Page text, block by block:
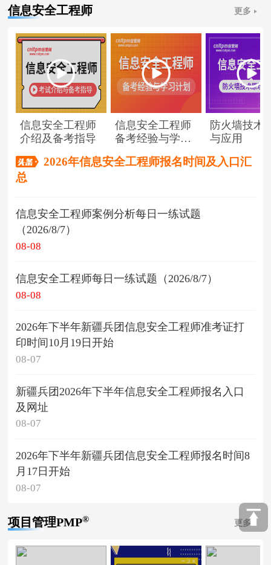
信息安全工程师 更多
信息安全工程师
介绍及备考指导
信息安全工程师
备考经验与学习
防火墙技术
与应用
2026年信息安全工程师报名时间及入口汇
总
信息安全工程师案例分析每日一练试题
（2026/8/7）
08-08
信息安全工程师每日一练试题（2026/8/7）
08-08
2026年下半年新疆兵团信息安全工程师准考证打
印时间10月19日开始
08-07
新疆兵团2026年下半年信息安全工程师报名入口
及网址
08-07
2026年下半年新疆兵团信息安全工程师报名时间8
月17日开始
08-07
项目管理PMP® 更多